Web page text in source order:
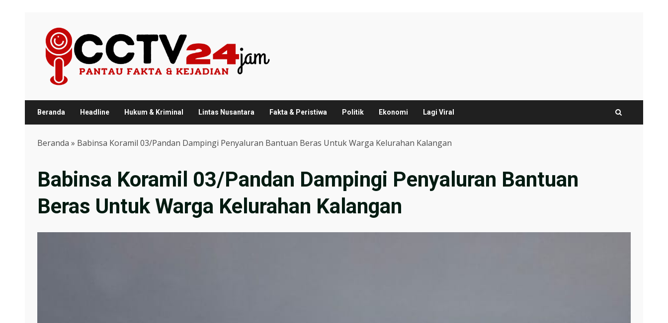
content
Beranda Headline Hukum & Kriminal Lintas Nusantara Fakta & Peristiwa Politik Ekonomi Lagi Viral
Beranda » Babinsa Koramil 03/Pandan Dampingi Penyaluran Bantuan Beras Untuk Warga Kelurahan Kalangan
Babinsa Koramil 03/Pandan Dampingi Penyaluran Bantuan
Beras Untuk Warga Kelurahan Kalangan